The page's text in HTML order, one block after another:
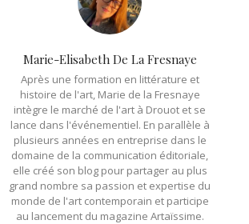
Marie-Elisabeth De La Fresnaye
Après une formation en littérature et
histoire de l'art, Marie de la Fresnaye
intègre le marché de l'art à Drouot et se
lance dans l'événementiel. En parallèle à
plusieurs années en entreprise dans le
domaine de la communication éditoriale,
elle créé son blog pour partager au plus
grand nombre sa passion et expertise du
monde de l'art contemporain et participe
au lancement du magazine Artaïssime.